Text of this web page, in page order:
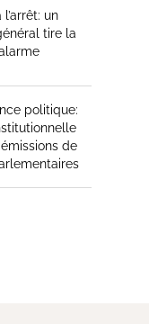
un
tire la
politique:
de